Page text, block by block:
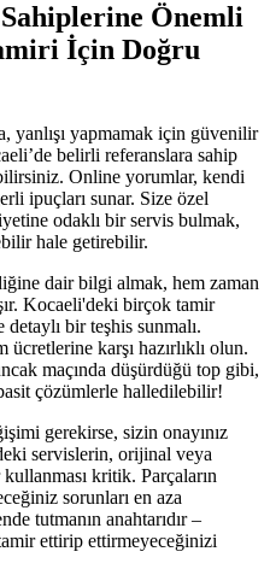
Önemli
İçin Doğru
yanlışı yapmamak için güvenilir
belirli referanslara sahip
Online yorumlar, kendi
ipuçları sunar. Size özel
odaklı bir servis bulmak,
hale getirebilir.
dair bilgi almak, hem zaman
Kocaeli'deki birçok tamir
detaylı bir teşhis sunmalı.
karşı hazırlıklı olun.
maçında düşürdüğü top gibi,
çözümlerle halledilebilir!
gerekirse, sizin onayınız
servislerin, orijinal veya
kritik. Parçaların
sorunları en aza
tutmanın anahtarıdır –
ettirip ettirmeyeceğinizi